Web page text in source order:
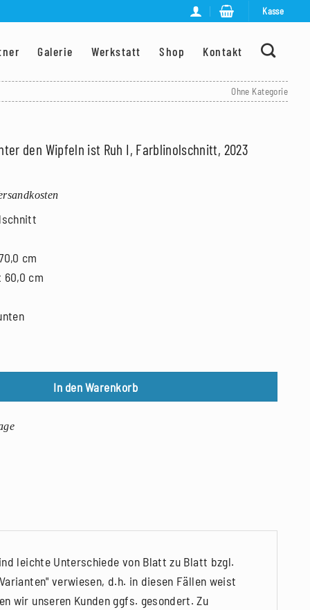
Kasse
Galerie Werkstatt Shop Kontakt
Ohne Kategorie
den Wipfeln ist Ruh I, Farblinolschnitt, 2023
cm
60,0 cm
In den Warenkorb
leichte Unterschiede von Blatt zu Blatt bzgl.
verwiesen, d.h. in diesen Fällen weist
wir unseren Kunden ggfs. gesondert. Zu